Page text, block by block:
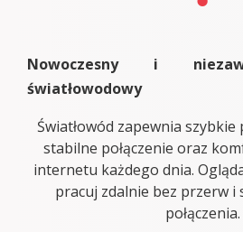
Nowoczesny i
światłowodowy
Światłowód zapewnia
stabilne połączenie oraz
internetu każdego dnia.
pracuj zdalnie bez przerw i
połączenia.